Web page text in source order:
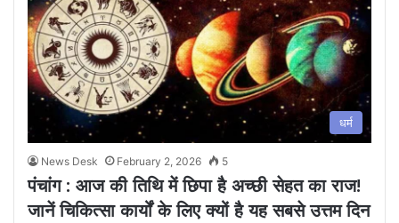
धर्म
News Desk February 2, 2026 5
पंचांग : आज की तिथि में छिपा है अच्छी सेहत का राज!
जानें चिकित्सा कार्यों के लिए क्यों है यह सबसे उत्तम दिन